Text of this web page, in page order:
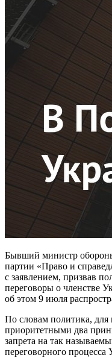
Бывший министр
партии «Право и
с заявлением, призвав
переговоры о членстве
об этом 9 июля
По словам политика, для
приоритетными два
запрета на так
переговорного